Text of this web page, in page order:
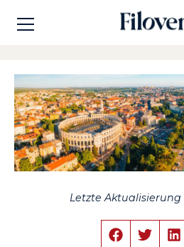
Letzte Aktualisierung